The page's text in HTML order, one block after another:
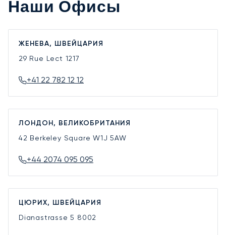
Наши Офисы
ЖЕНЕВА, ШВЕЙЦАРИЯ
29 Rue Lect 1217
+41 22 782 12 12
ЛОНДОН, ВЕЛИКОБРИТАНИЯ
42 Berkeley SquareW1J 5AW
+44 2074 095 095
ЦЮРИХ, ШВЕЙЦАРИЯ
Dianastrasse 5 8002